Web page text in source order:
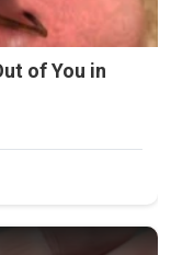
of You in